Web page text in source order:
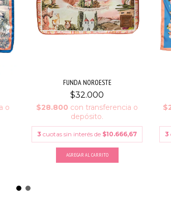
o
FUNDA NOROESTE
$32.000
$28.800 con transferencia o
depósito.
3 cuotas sin interés de $10.666,67
AGREGAR AL CARRITO
3